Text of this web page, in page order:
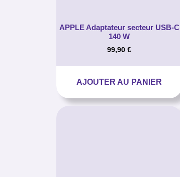
APPLE Adaptateur secteur USB-C
140 W
99,90 €
AJOUTER AU PANIER